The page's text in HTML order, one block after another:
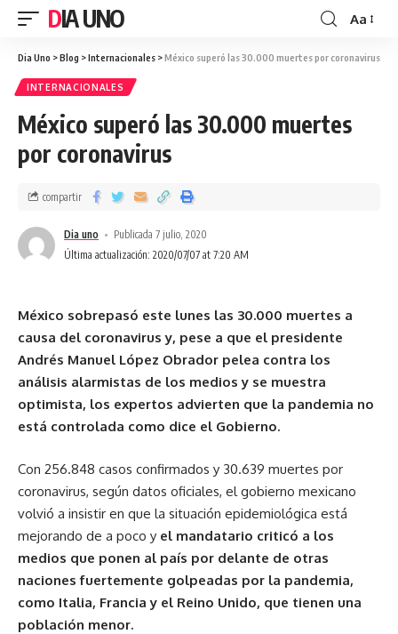
DIA UNO Aa
Dia Uno >Blog >Internacionales >México superó las 30.000 muertes por coronavirus
INTERNACIONALES
México superó las 30.000 muertes
por coronavirus
Última actualización: 2020/07/07 at 7:20 AM
Dia uno Publicada 7 julio, 2020
compartir
México sobrepasó este lunes las 30.000 muertes a
causa del coronavirus y, pese a que el presidente
Andrés Manuel López Obrador pelea contra los
análisis alarmistas de los medios y se muestra
optimista, los expertos advierten que la pandemia no
está controlada como dice el Gobierno.
Con 256.848 casos confirmados y 30.639 muertes por
coronavirus, según datos oficiales, el gobierno mexicano
volvió a insistir en que la situación epidemiológica está
mejorando de a poco y el mandatario criticó a los
medios que ponen al país por delante de otras
naciones fuertemente golpeadas por la pandemia,
como Italia, Francia y el Reino Unido, que tienen una
población menor.